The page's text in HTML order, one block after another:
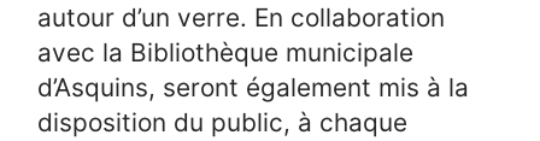
autour d’un verre. En collaboration
avec la Bibliothèque municipale
d’Asquins, seront également mis à la
disposition du public, à chaque